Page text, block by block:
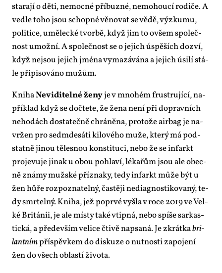
sta­ra­jí o dě­ti, ne­moc­né pří­buz­né, ne­mo­hou­cí ro­di­če. A
ve­d­le to­ho jsou schop­né vě­no­vat se vě­dě, vý­zku­mu,
po­li­ti­ce, umě­lec­ké tvor­bě, když jim to ovšem spo­leč­
nost umož­ní. A spo­leč­nost se o je­jich úspě­ších do­zví,
když nejsou je­jich jmé­na vy­ma­zá­vá­na a je­jich úsi­lí stá­
le při­pi­so­vá­no mužům.
Kni­haNe­vi­di­tel­né že­nyje v mno­hém frustru­jí­cí, na­
pří­klad když se do­čte­te, že že­na ne­ní při do­prav­ních
ne­ho­dách do­sta­teč­ně chrá­ně­na, pro­to­že ai­r­bag je na­
vr­žen pro se­dm­de­sá­ti ki­lo­vé­ho mu­že, kte­rý má pod­
stat­ně ji­nou tě­les­nou kon­sti­tu­ci, ne­bo že se in­farkt
pro­je­vu­je ji­nak u obou po­hla­ví, lé­ka­řům jsou ale obec­
ně zná­my muž­ské pří­zna­ky, te­dy in­farkt mů­že být u
žen hůře roz­po­zna­tel­ný, čas­tě­ji ne­di­a­gnos­ti­ko­va­ný, te­
dy smr­tel­ný. Kni­ha, jež po­pr­vé vy­šla v ro­ce 2019 ve Vel­
ké Bri­tá­nii, je ale mís­ty ta­ké vtip­ná, ne­bo spí­še sar­kas­
tic­ká, a pře­de­vším ve­li­ce čti­vě na­psa­ná. Je zkrát­kabri­
lant­nímpří­spěv­kem do dis­ku­ze o nut­nos­ti za­po­je­ní
žen do všech ob­las­tí ži­vo­ta.